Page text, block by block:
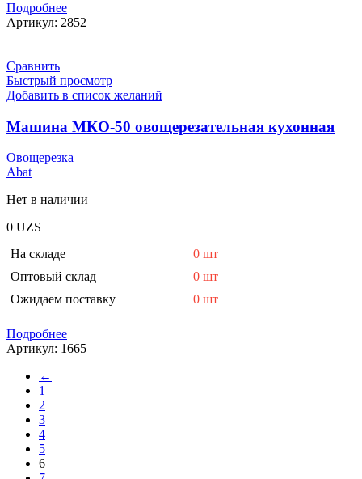
Подробнее
Артикул: 2852
Сравнить
Быстрый просмотр
Добавить в список желаний
Машина МКО-50 овощерезательная кухонная
Овощерезка
Abat
Нет в наличии
0 UZS
На складе
0 шт
Оптовый склад
0 шт
Ожидаем поставку
0 шт
Подробнее
Артикул: 1665
←
1
2
3
4
5
6